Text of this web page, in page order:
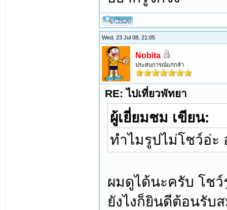
Wed, 23 Jul 08, 21:05
Nobita
ประสบการณ์แก่กล้า
RE: ไปเที่ยวพัทยา
ผู้เยี่ยมชม เขียน:
ทำไมรูปไม่โชว์อ่ะ
ผมดูได้นะครับ โชว์
ยังไงก็ยินดีต้อนรับ